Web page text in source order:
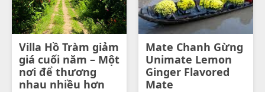
Villa Hồ Tràm giảm
giá cuối năm – Một
nơi để thương
nhau nhiều hơn
Mate Chanh Gừng
Unimate Lemon
Ginger Flavored
Mate